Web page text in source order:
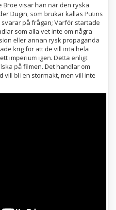
Broe visar han när den ryska
Dugin, som brukar kallas Putins
på frågan; Varför startade
som alla vet inte om några
eller annan rysk propaganda
krig för att de vill inta hela
imperium igen. Detta enligt
på filmen. Det handlar om
vill bli en stormakt, men vill inte